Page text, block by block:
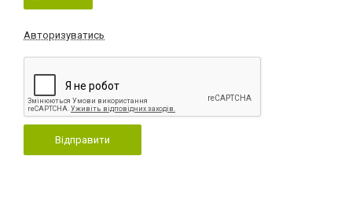
Авторизуватись
Відправити